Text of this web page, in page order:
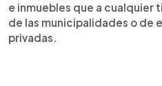
e inmuebles que a cualquier
de las municipalidades o de
privadas.